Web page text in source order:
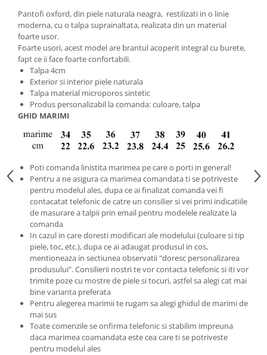
Pantofi oxford, din piele naturala neagra, restilizati in o linie
moderna, cu o talpa suprainaltata, realizata din un material
foarte usor.
Foarte usori, acest model are brantul acoperit integral cu burete,
fapt ce ii face foarte confortabili.
Talpa 4cm
Exterior si interior piele naturala
Talpa material microporos sintetic
Produs personalizabil la comanda: culoare, talpa
GHID MARIMI
Poti comanda linistita marimea pe care o porti in general!
Pentru a ne asigura ca marimea comandata ti se potriveste
pentru modelul ales, dupa ce ai finalizat comanda vei fi
contacatat telefonic de catre un consilier si vei primi indicatiile
de masurare a talpii prin email pentru modelele realizate la
comanda
In cazul in care doresti modificari ale modelului (culoare si tip
piele, toc, etc.), dupa ce ai adaugat produsul in cos,
mentioneaza in sectiunea observatii "doresc personalizarea
produsului". Consilierii nostri te vor contacta telefonic si iti vor
trimite poze cu mostre de piele si tocuri, astfel sa alegi cat mai
bine varianta preferata
Pentru alegerea marimii te rugam sa alegi ghidul de marimi de
mai sus
Toate comenzile se onfirma telefonic si stabilim impreuna
daca marimea coamandata este cea care ti se potriveste
pentru modelul ales